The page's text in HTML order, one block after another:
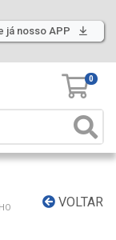
já nosso APP
0
VOLTAR